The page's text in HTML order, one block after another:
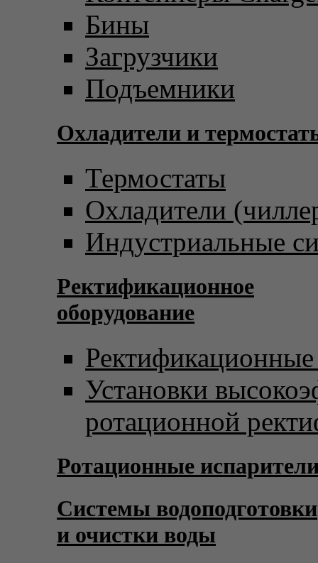
Бины
Загрузчики
Подъемники
Охладители и
Термостаты
Охладители
Индустриальные
Ректификационное
оборудование
Установки
ротационной
Ротационные
Системы водоподготовки
и очистки воды